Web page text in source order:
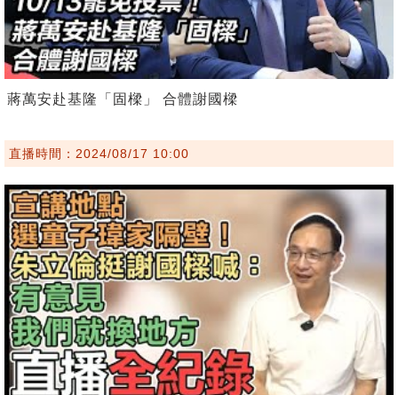
蔣萬安赴基隆「固樑」 合體謝國樑
直播時間：2024/08/17 10:00